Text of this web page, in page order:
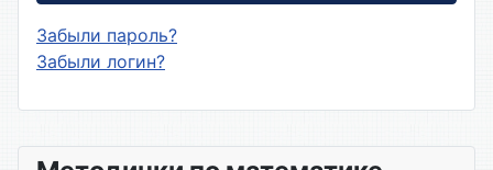
Забыли пароль?
Забыли логин?